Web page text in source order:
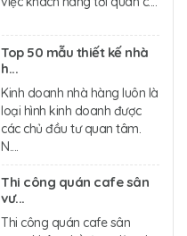
Top 50 mẫu thiết kế nhà
h...
Kinh doanh nhà hàng luôn là
loại hình kinh doanh được
các chủ đầu tư quan tâm.
N....
Thi công quán cafe sân
vư...
Thi công quán cafe sân